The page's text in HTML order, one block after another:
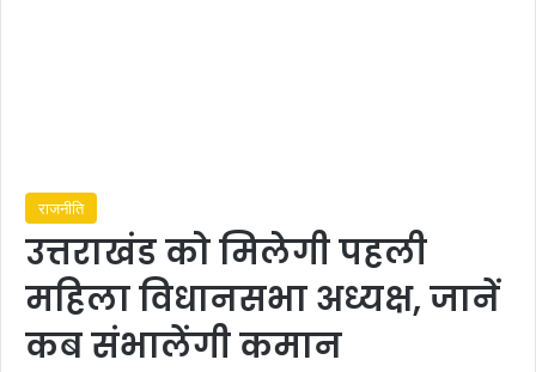
राजनीति
उत्तराखंड को मिलेगी पहली
महिला विधानसभा अध्यक्ष, जानें
कब संभालेंगी कमान